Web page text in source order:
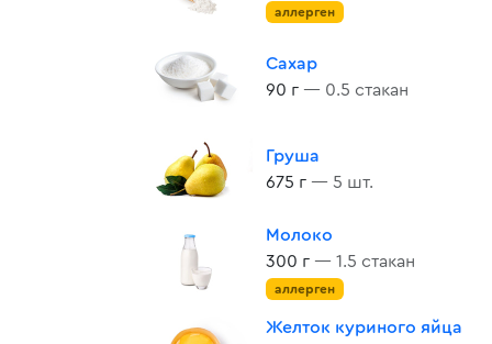
аллерген
Сахар
90 г — 0.5 стакан
Груша
675 г — 5 шт.
Молоко
300 г — 1.5 стакан
аллерген
Желток куриного яйца